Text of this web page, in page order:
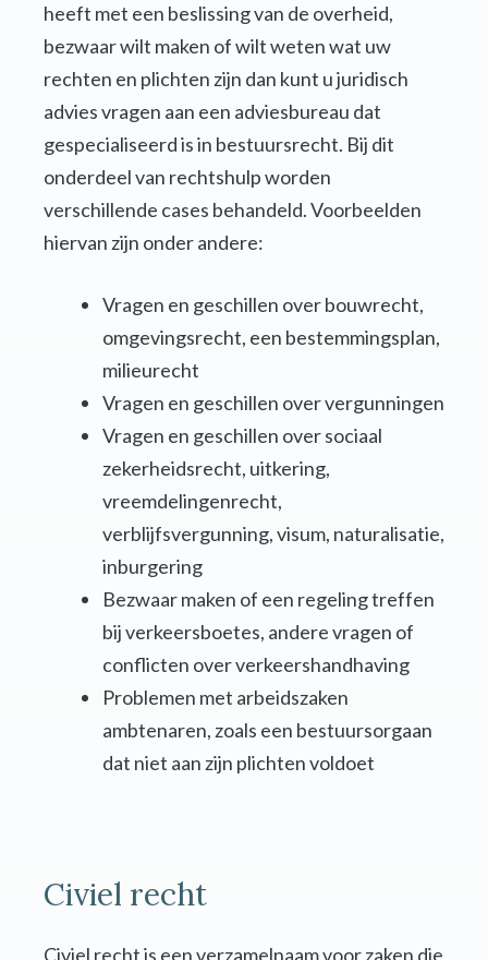
heeft met een beslissing van de overheid,
bezwaar wilt maken of wilt weten wat uw
rechten en plichten zijn dan kunt u juridisch
advies vragen aan een adviesbureau dat
gespecialiseerd is in bestuursrecht. Bij dit
onderdeel van rechtshulp worden
verschillende cases behandeld. Voorbeelden
hiervan zijn onder andere:
Vragen en geschillen over bouwrecht,
omgevingsrecht, een bestemmingsplan,
milieurecht
Vragen en geschillen over vergunningen
Vragen en geschillen over sociaal
zekerheidsrecht, uitkering,
vreemdelingenrecht,
verblijfsvergunning, visum, naturalisatie,
inburgering
Bezwaar maken of een regeling treffen
bij verkeersboetes, andere vragen of
conflicten over verkeershandhaving
Problemen met arbeidszaken
ambtenaren, zoals een bestuursorgaan
dat niet aan zijn plichten voldoet
Civiel recht
Civiel recht is een verzamelnaam voor zaken die